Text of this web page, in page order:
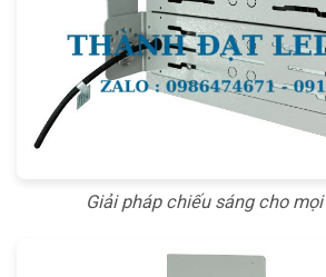
Giải pháp chiếu sáng cho